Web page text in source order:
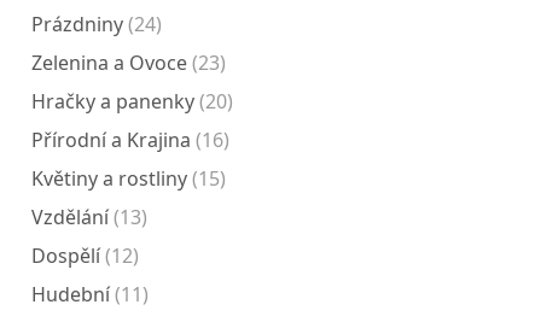
Prázdniny(24)
Zelenina a Ovoce(23)
Hračky a panenky(20)
Přírodní a Krajina (16)
Květiny a rostliny(15)
Vzdělání(13)
Dospělí(12)
Hudební(11)